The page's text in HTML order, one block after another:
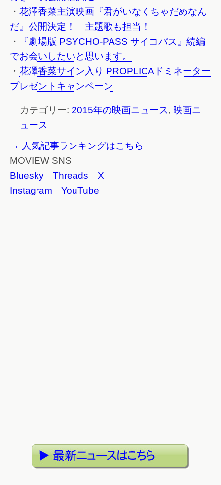
・ 花澤香菜主演映画『君がいなくちゃだめなん
だ』公開決定！ 主題歌も担当！
・
『劇場版 PSYCHO-PASS サイコパス』続編
でお会いしたいと思います。
・ 花澤香菜サイン入り PROPLICAドミネーター
プレゼントキャンペーン
カテゴリー: 2015年の映画ニュース, 映画ニ
ュース
→ 人気記事ランキングはこちら
MOVIEW SNS
Bluesky
Threads
X
Instagram
YouTube